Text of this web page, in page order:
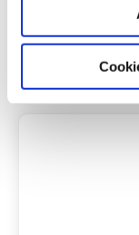
Un
football fait…